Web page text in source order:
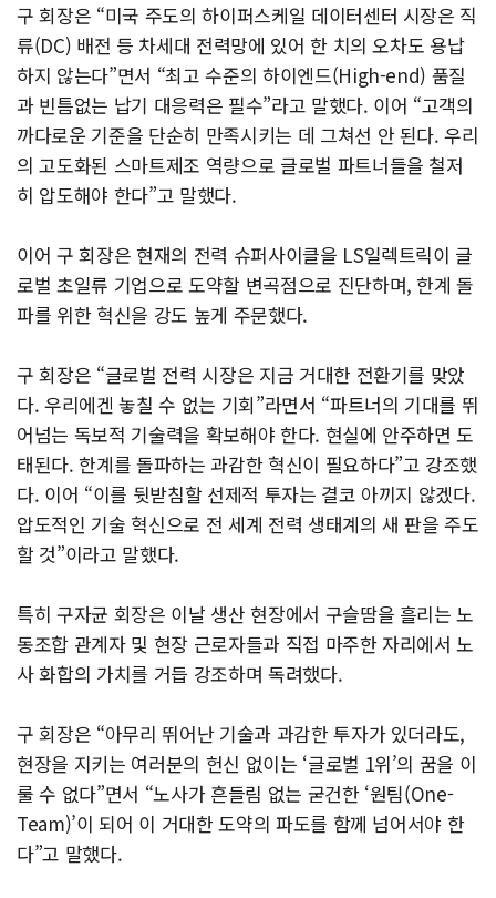
구 회장은 “미국 주도의 하이퍼스케일 데이터센터 시장은 직
류(DC) 배전 등 차세대 전력망에 있어 한 치의 오차도 용납
하지 않는다”면서 “최고 수준의 하이엔드(High-end) 품질
과 빈틈없는 납기 대응력은 필수”라고 말했다. 이어 “고객의
까다로운 기준을 단순히 만족시키는 데 그쳐선 안 된다. 우리
의 고도화된 스마트제조 역량으로 글로벌 파트너들을 철저
히 압도해야 한다”고 말했다.
이어 구 회장은 현재의 전력 슈퍼사이클을 LS일렉트릭이 글
로벌 초일류 기업으로 도약할 변곡점으로 진단하며, 한계 돌
파를 위한 혁신을 강도 높게 주문했다.
구 회장은 “글로벌 전력 시장은 지금 거대한 전환기를 맞았
다. 우리에겐 놓칠 수 없는 기회”라면서 “파트너의 기대를 뛰
어넘는 독보적 기술력을 확보해야 한다. 현실에 안주하면 도
태된다. 한계를 돌파하는 과감한 혁신이 필요하다”고 강조했
다. 이어 “이를 뒷받침할 선제적 투자는 결코 아끼지 않겠다.
압도적인 기술 혁신으로 전 세계 전력 생태계의 새 판을 주도
할 것”이라고 말했다.
특히 구자균 회장은 이날 생산 현장에서 구슬땀을 흘리는 노
동조합 관계자 및 현장 근로자들과 직접 마주한 자리에서 노
사 화합의 가치를 거듭 강조하며 독려했다.
구 회장은 “아무리 뛰어난 기술과 과감한 투자가 있더라도,
현장을 지키는 여러분의 헌신 없이는 ‘글로벌 1위’의 꿈을 이
룰 수 없다”면서 “노사가 흔들림 없는 굳건한 ‘원팀(One-
Team)’이 되어 이 거대한 도약의 파도를 함께 넘어서야 한
다”고 말했다.